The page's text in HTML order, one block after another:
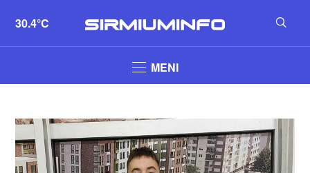
30.4°C
MENI